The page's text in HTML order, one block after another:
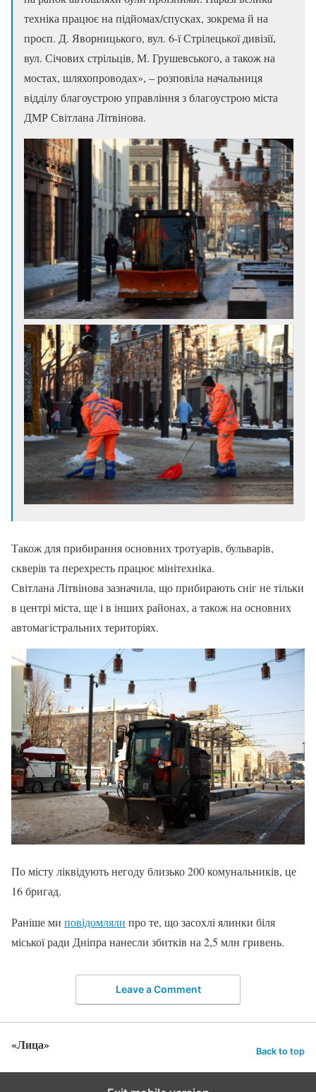
техніка працює на підйомах/спусках, зокрема й на
просп. Д. Яворницького, вул. 6-ї Стрілецької дивізії,
вул. Січових стрільців, М. Грушевського, а також на
мостах, шляхопроводах», – розповіла начальниця
відділу благоустрою управління з благоустрою міста
ДМР Світлана Літвінова.
Також для прибирання основних тротуарів, бульварів,
скверів та перехресть працює мінітехніка.
Світлана Літвінова зазначила, що прибирають сніг не тільки
в центрі міста, ще і в інших районах, а також на основних
автомагістральних територіях.
По місту ліквідують негоду близько 200 комунальників, це
16 бригад.
Раніше ми повідомляли про те, що засохлі ялинки біля
міської ради Дніпра нанесли збитків на 2,5 млн гривень.
Leave a Comment
«Лица» Back to top